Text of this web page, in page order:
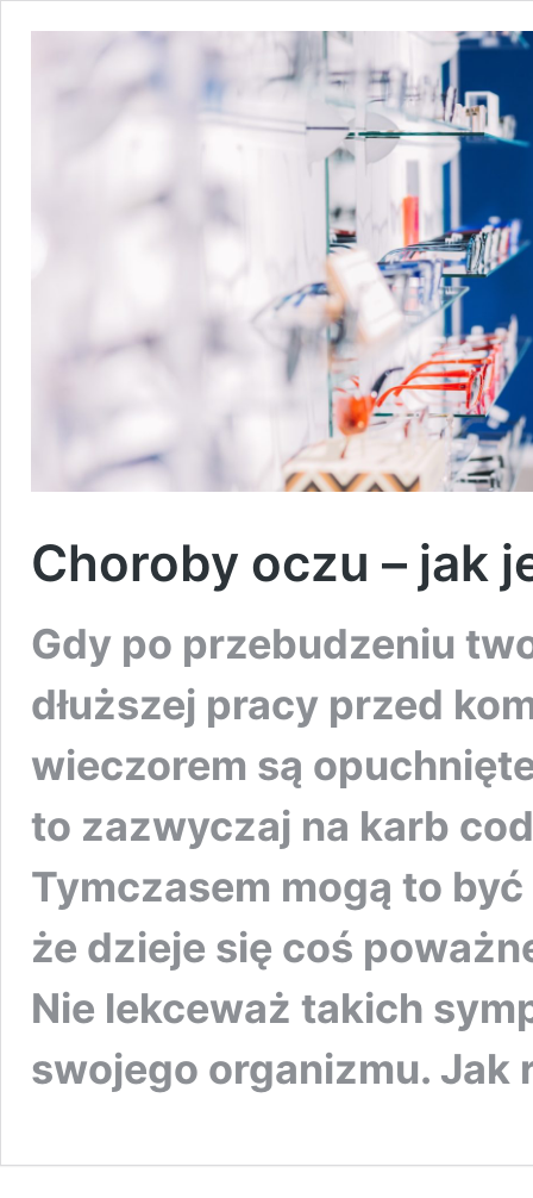
Choroby oczu – jak
Gdy po przebudzeniu
dłuższej pracy przed
wieczorem są
to zazwyczaj na karb
Tymczasem mogą to
że dzieje się coś
Nie lekceważ takich
swojego organizmu. Jak